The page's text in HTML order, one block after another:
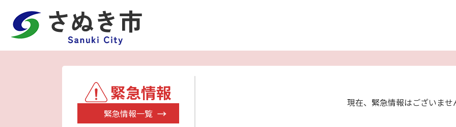
緊急情報
緊急情報一覧
現在、緊急情報はございませ